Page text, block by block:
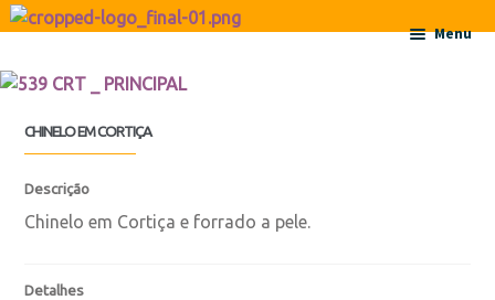
Ir para a navegação
Saltar para o conteúdo
Menu
CHINELO EM CORTIÇA
Descrição
Chinelo em Cortiça e forrado a pele.
Detalhes